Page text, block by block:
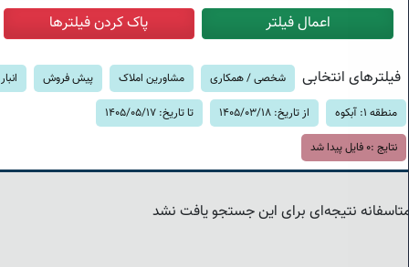
فیلترهای انتخابی شخصی / همکاری مشاورین املاک پیش فروش انبار
منطقه 1: آبکوه از تاریخ: 1405/03/18 تا تاریخ: 1405/05/17
نتایج :0 فایل پیدا شد
نتیجه‌ای برای این جستجو یافت نشد